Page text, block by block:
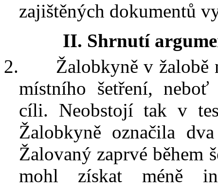
zajištěných dokumentů
II. Shrnutí
2.
Žalobkyně v žalobě
místního šetření, neboť
cíli. Neobstojí tak v
Žalobkyně označila
Žalovaný zaprvé během
mohl získat méně